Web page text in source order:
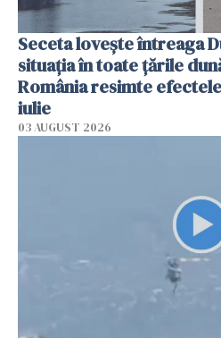
Seceta lovește întreaga
situația în toate țările
România resimte
iulie
03 AUGUST 2026